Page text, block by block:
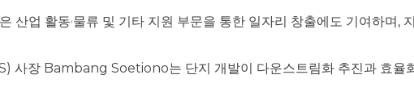
산업 활동·물류 및 기타 지원 부문을 통한 일자리 창출에도 기여하며, 지
장 Bambang Soetiono는 단지 개발이 다운스트림화 추진과 효율